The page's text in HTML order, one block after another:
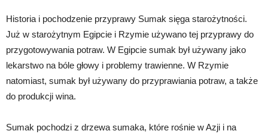
Historia i pochodzenie przyprawy Sumak sięga starożytności.
Już w starożytnym Egipcie i Rzymie używano tej przyprawy do
przygotowywania potraw. W Egipcie sumak był używany jako
lekarstwo na bóle głowy i problemy trawienne. W Rzymie
natomiast, sumak był używany do przyprawiania potraw, a także
do produkcji wina.
Sumak pochodzi z drzewa sumaka, które rośnie w Azji i na